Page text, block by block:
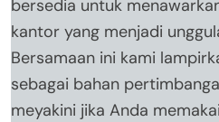
bersedia untuk
kantor yang menjadi
Bersamaan ini kami
sebagai bahan
meyakini jika Anda